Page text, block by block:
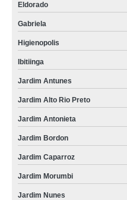
Eldorado
Gabriela
Higienopolis
Ibitiinga
Jardim Antunes
Jardim Alto Rio Preto
Jardim Antonieta
Jardim Bordon
Jardim Caparroz
Jardim Morumbi
Jardim Nunes